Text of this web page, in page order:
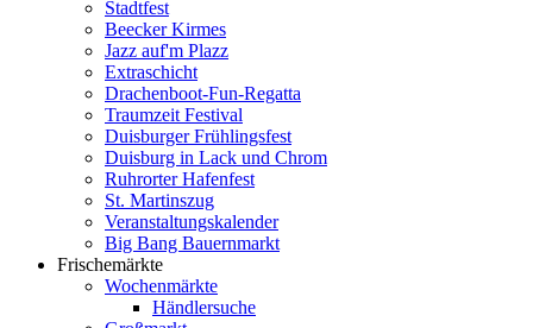
Stadtfest
Beecker Kirmes
Jazz auf'm Plazz
Extraschicht
Drachenboot-Fun-Regatta
Traumzeit Festival
Duisburger Frühlingsfest
Duisburg in Lack und Chrom
Ruhrorter Hafenfest
St. Martinszug
Veranstaltungskalender
Big Bang Bauernmarkt
Frischemärkte
Wochenmärkte
Händlersuche